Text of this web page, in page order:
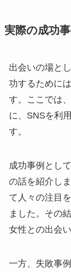
実際の成功
出会いの場と
功するために
す。ここでは
に、SNSを利
す。
成功事例とし
の話を紹介し
て人々の注目
ました。その
女性との出会
一方、失敗事